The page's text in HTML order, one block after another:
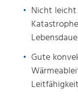
Nicht
Gute